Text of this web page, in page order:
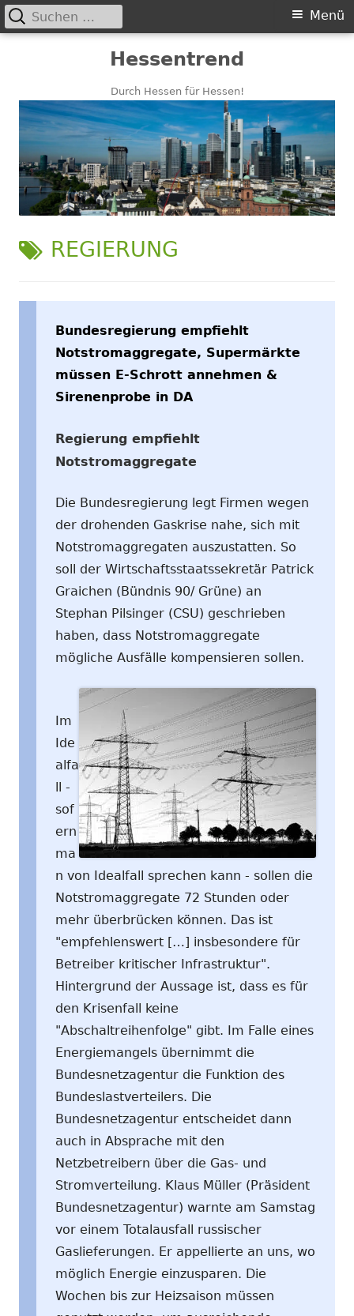
Hessentrend
Durch Hessen für Hessen!
Primäres
Menü
Suchen
nach:
SCHLAGWORT:
REGIERUNG
Bundesregierung empfiehlt
Notstromaggregate, Supermärkte
müssen E-Schrott annehmen &
Sirenenprobe in DA
Regierung empfiehlt
Notstromaggregate
Die Bundesregierung legt Firmen wegen
der drohenden Gaskrise nahe, sich mit
Notstromaggregaten auszustatten. So
soll der Wirtschaftsstaatssekretär Patrick
Graichen (Bündnis 90/ Grüne) an
Stephan Pilsinger (CSU) geschrieben
haben, dass Notstromaggregate
mögliche Ausfälle kompensieren sollen.
Im
Ide
alfa
ll -
sof
ern
ma
n von Idealfall sprechen kann - sollen die
Notstromaggregate 72 Stunden oder
mehr überbrücken können. Das ist
"empfehlenswert […] insbesondere für
Betreiber kritischer Infrastruktur".
Hintergrund der Aussage ist, dass es für
den Krisenfall keine
"Abschaltreihenfolge" gibt. Im Falle eines
Energiemangels übernimmt die
Bundesnetzagentur die Funktion des
Bundeslastverteilers. Die
Bundesnetzagentur entscheidet dann
auch in Absprache mit den
Netzbetreibern über die Gas- und
Stromverteilung. Klaus Müller (Präsident
Bundesnetzagentur) warnte am Samstag
vor einem Totalausfall russischer
Gaslieferungen. Er appellierte an uns, wo
möglich Energie einzusparen. Die
Wochen bis zur Heizsaison müssen